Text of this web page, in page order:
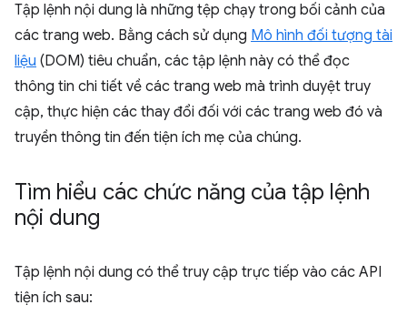
Tập lệnh nội dung là những tệp chạy trong bối cảnh của
các trang web. Bằng cách sử dụng Mô hình đối tượng tài
liệu (DOM) tiêu chuẩn, các tập lệnh này có thể đọc
thông tin chi tiết về các trang web mà trình duyệt truy
cập, thực hiện các thay đổi đối với các trang web đó và
truyền thông tin đến tiện ích mẹ của chúng.
Tìm hiểu các chức năng của tập lệnh
nội dung
Tập lệnh nội dung có thể truy cập trực tiếp vào các API
tiện ích sau: